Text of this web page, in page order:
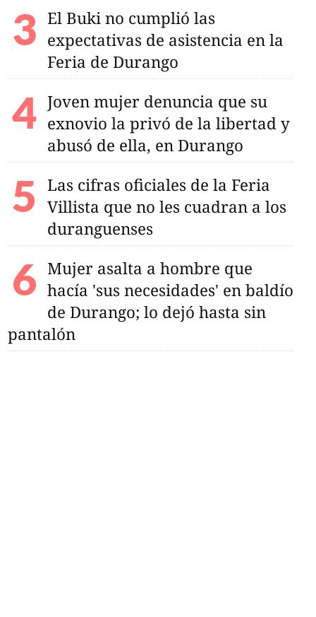
El Buki no cumplió las
expectativas de asistencia en la
Feria de Durango
Joven mujer denuncia que su
exnovio la privó de la libertad y
abusó de ella, en Durango
Las cifras oficiales de la Feria
Villista que no les cuadran a los
duranguenses
Mujer asalta a hombre que
hacía 'sus necesidades' en baldío
de Durango; lo dejó hasta sin
pantalón